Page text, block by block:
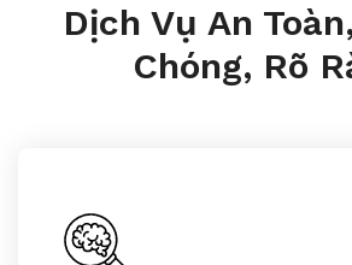
Dịch Vụ An
Chóng, Rõ